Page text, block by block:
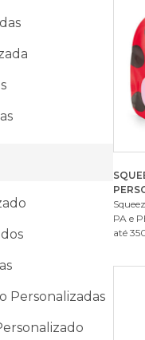
Personalizadas
PA e
até